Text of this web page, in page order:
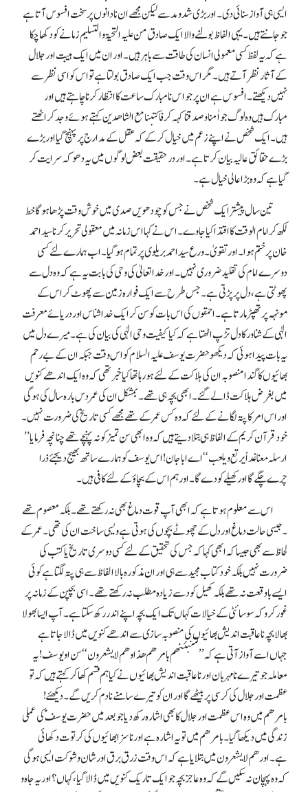
ایسی ہی آواز سنائی دی۔ اور بڑی شد و مد سے لیکن مجھے ان نادانوں پر سخت افسوس آتا ہے
جو جانتے ہیں۔ یہی الفاظ بولنے والا ایک صادق من علیہ التحیۃ و التسلیم زمانے کو دکھا چکا
ہے کہ یہ لفظ کسی معمولی انسان کی طاقت سے باہر ہیں۔ اور ان میں ایک ہیبت اور جلال
کے آثار نظرآتے ہیں۔ مگر اس وقت جب ایک صادق بولتا ہے تو اس کو اسی نظر سے
نہیں دیکھتے ۔ افسوس ہے ان پر جو اس نامبارک ساعت کا انتظار کرنا چاہتے ہیں اور
مبارک ہیں وہ لوگ جو اٰمنا و صدقنا کہہ کر فاکتبنا مع الشاھدین کہتے ہوئے وجد کر اٹھتے
ہیں۔ ایک شخص نے اپنے زعم میں خیال کر کے کہ عقل کے مدارج پر پہنچ گیا اور بڑے
بڑے حقائق عالیہ بیان کرتاہے۔ اور درحقیقت بعض لوگوں میں یہ دھوکہ سرایت کر
گیا ہے کہ وہ بڑا عالی خیال ہے۔
تین سال پیشتر ایک شخص نے جس کو چودھویں صدی میں خوش وقت پڑھا ہوگا خط
لکھ کر امام الوقت کا اقتدا کیا جا وے۔ اس نے کہا ا س زمانہ میں معقولی تحریر کرنا سید احمد
خان پرختم ہوا۔ اور تقویٰ ۔ورع سید احمد بریلوی پر تمام ہو گیا۔ اب ہمارے لئے کسی
دوسرے امام کی تقلید ضروری نہیں۔ اور خدا تعالیٰ کی وحی کی بابت یہ ہے کہ وہ دل سے
پھوٹتی ہے، دل پر پڑتی ہے ۔ جس طرح سے ایک فوارہ زمین سے پھوٹ کر اس کے
مونہہ پر تھپڑ مارتا ہے۔ احمقوں کی اس بات کو سن کر ایک خدا شناس اور دریائے معرفت
الٰہی کے شناور کا دل تڑپ اٹھتا ہے کہ کیا کیفیت وحی الٰہی کی بیان کی ہے۔ میرے دل میں
یہ بات پیدا ہوئی کہ دیکھو حضرت یوسف علیہ السلام کو اس وقت جبکہ ان کے بے رحم
بھائیوں کا گندا منصوبہ ان کی ہلاکت کے لئے ہورہا تھا کیا خبر تھی کہ وہ ایک اندھے کنویں
میں بغرض ہلاکت ڈالے گئے۔ ابھی بچہ ہی تھے ۔ بمشکل ان کی عمر دس بارہ سال کی ہوگی
اور اس امر کا پتہ لگانے کے لئے کہ وہ کس عمر کے تھے مجھے کسی تاریخ کی ضرورت نہیں ۔
خود قرآن کریم کے الفاظ ہی بتلا دیتے ہیں کہ وہ ابھی سن تمیز کو نہ پہنچے تھے چنانچہ فرمایا ’’
ارسلہ معنا غداً یرتع و یلعب‘‘ اے ابا جان ! اس یوسف کو ہمار ے ساتھ بھیج دیجئے ذرا
چرے چگے گا اور کھیلے کودے گا۔ اورہم اس کے بچاؤ کے لئے کافی ہیں۔
ا س سے معلوم ہوتا ہے کہ ابھی آپ قوت دماغ بھی نہ رکھتے تھے ۔ بلکہ معصوم تھے
۔ جیسی حالت دماغ اور دل کے چھوٹے بچوں کی ہوتی ہے ویسی ساخت ان کی تھی۔ عمر کے
لحاظ سے بھی جیسا کہ ابھی کہا کہ جس کی تحقیق کے لئے کسی دوسری تاریخ یا کتب کی
ضرورت نہیں بلکہ خود کتاب مجید سے ہی اور ان مذکورہ بالا الفاظ سے ہی پتہ لگتا ہے کوئی
ایسے باوقعت نہ تھے بلکہ کھیل کود سے زیادہ مطلب نہ رکھتے تھے ۔ اسی بچپن کے زمانہ پر
غور کرو کہ سوسائٹی کے خیالات کہاں تک ایک بچہ اپنے اندر رکھ سکتا ہے ۔ آپ ایسا بھولا
بھالا بچہ ناعاقبت اندیش بھائیوں کی منصوبہ سازی سے اندھے کنویں میں ڈالا جاتا ہے
جہاں اسے آواز آتی ہے کہ ’’لتنبئنھم بامر ھم ھذا و ھم لا یشعرون‘‘ سن او یوسف! یہ
معاملہ جو تیرے نامہربان اور ناعاقبت اندیش بھائیوں نے کیا ہم قسم کھا کر کہتے ہیں کہ تو
عظمت اور جلال کی کرسی پر بیٹھے گا اور ان کو تیرے سامنے نادم کریں گے۔ دیکھئے !
بامرھم میں وہ اس عظمت اور جلال کا بھی اشارہ رکھ دیا جو بعد میں حضرت یوسف ؑ کی عملی
زندگی میں دیکھا گیا۔ بامرھم میں تو یہ اشارہ ہے اور ناسزا بھائیوں کی کرتوت دکھائی
ہے۔ اور ھم لا یشعرون میں بتلایا ہے کہ اس وقت زرق برق اور شان و شوکت ایسی ہوگی
کہ وہ پہچان نہ سکیں گے کہ وہ عاجز بچہ جو ایک تاریک کنویں میں ڈالا گیا ، کہاں؟ اور یہ جاہ و